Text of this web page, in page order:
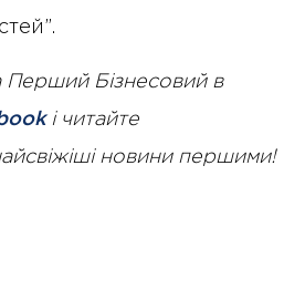
Перший Бізнесовий в
і читайте
новини першими!